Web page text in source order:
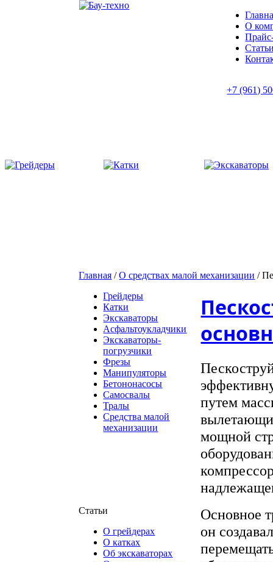
О
+7 (961)
Главная /О средствах малой механизации /
Грейдеры
Катки
Экскаваторы
Асфальтоукладчики
Экскаваторы-
погрузчики
Фрезы
Манипуляторы
Бетононасосы
Самосвалы
Тралы
Средства малой
механизации
Статьи
О грейдерах
О катках
Об экскаваторах
путем
мощной
Основное
он